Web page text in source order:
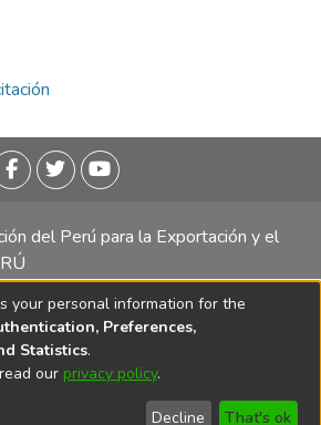
del Perú para la Exportación y el
616 7300 / 616 7400 Calle Uno
Pisos 13 y 14, San Isidro -
your personal information for the
Preferences,
Statistics.
our privacy policy.
Decline That's ok